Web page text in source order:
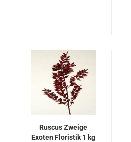
Ruscus Zweige
Exoten Floristik 1 kg